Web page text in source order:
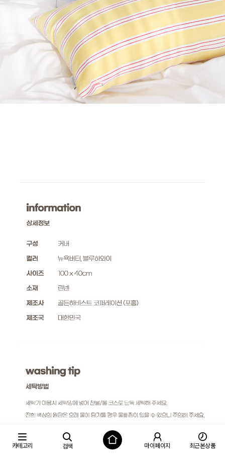
카테고리 검색 마이페이지 최근본상품